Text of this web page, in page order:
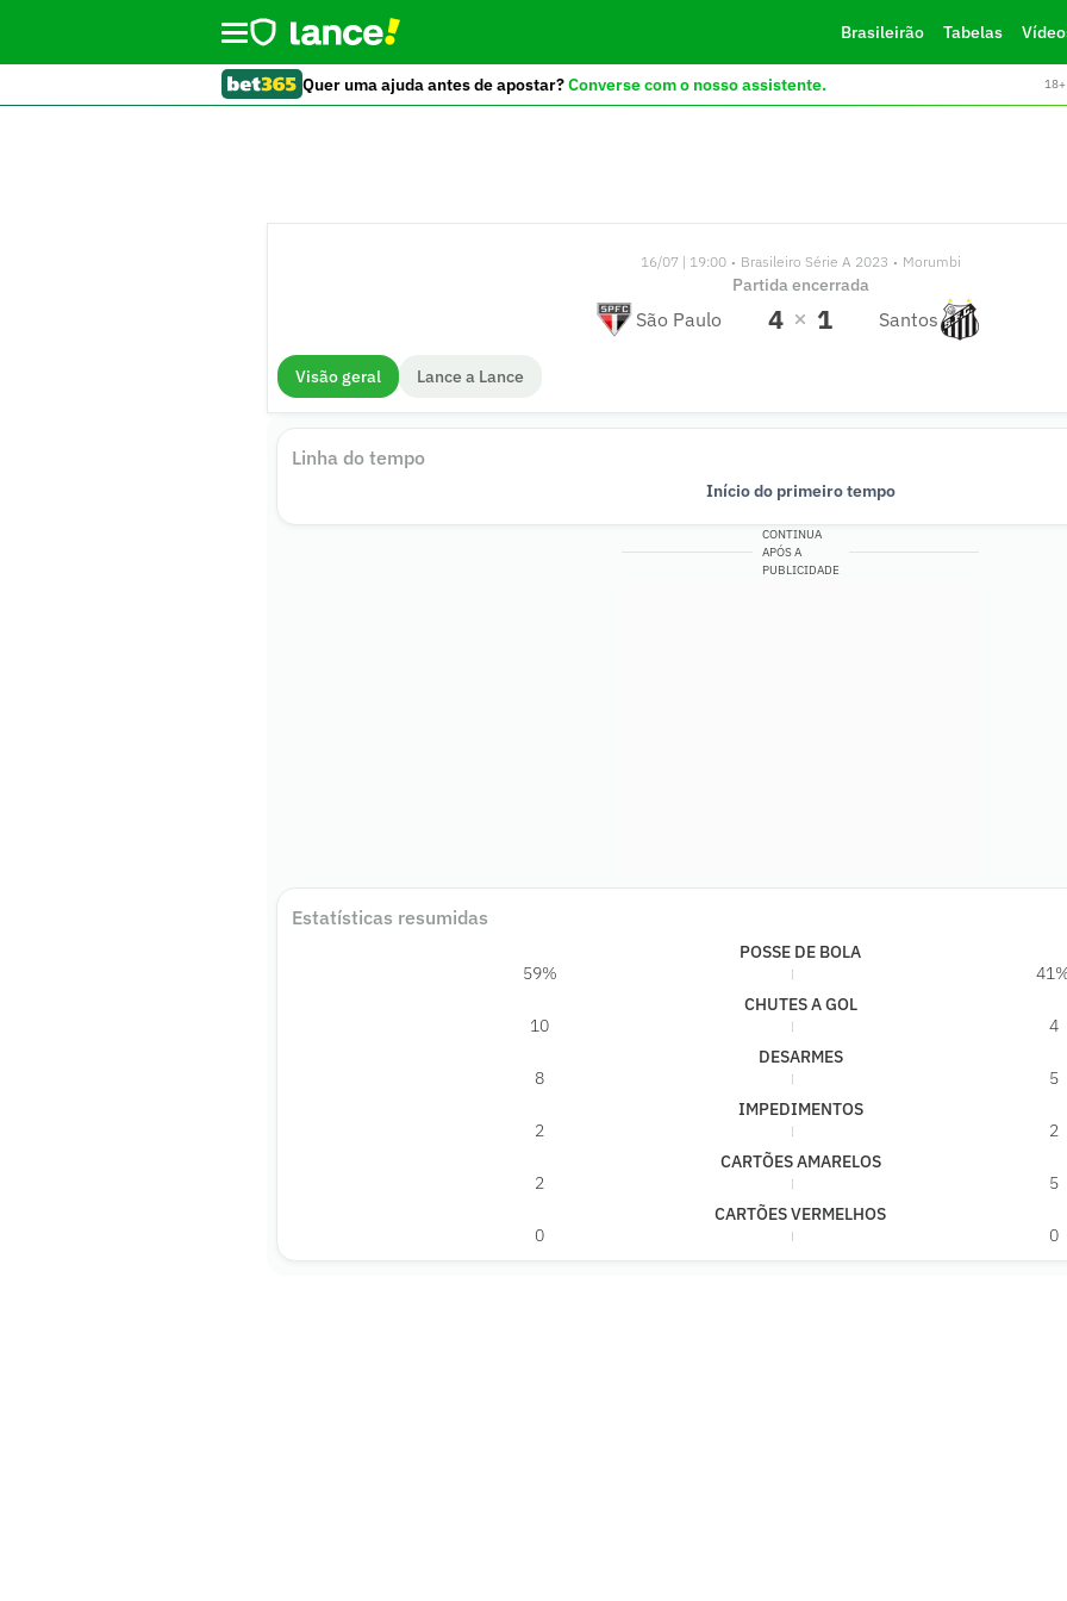
Brasileirão Tabelas
Quer uma ajuda antes de apostar?Converse com o nosso assistente.
16/07 | 19:00 • Brasileiro Série A 2023 • Morumbi
Partida encerrada
São Paulo 4 1 Santos
Visão geral Lance a Lance
Linha do tempo
Fim de jogo
GOOL!
47'
GOOOOL! 43'
39'
38'
36'
GOOOOL! 34'
32'
29'
25'
25'
25'
24'
19'
0'
Início do segundo tempo
Fim do primeiro tempo
GOOOOL! 45'
GOOL!
Início do primeiro tempo
CONTINUA
APÓS A
PUBLICIDADE
Estatísticas resumidas
POSSE DE BOLA
59%
CHUTES A GOL
10
4
DESARMES
8
5
IMPEDIMENTOS
2
2
CARTÕES AMARELOS
2
5
CARTÕES VERMELHOS
0
0